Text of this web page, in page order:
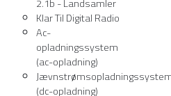
Klar Til Digital Radio
Ac-
opladningssystem
(ac-opladning)
(dc-opladning)